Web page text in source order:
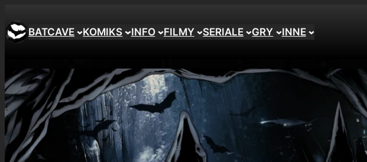
BATCAVE KOMIKS INFO FILMY SERIALE GRY INNE